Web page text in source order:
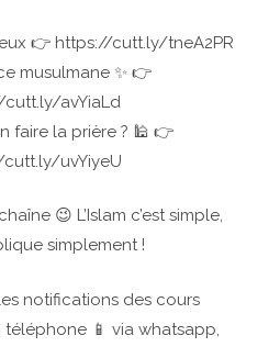
👉 https://cutt.ly/tneA2PR
musulmane ✨ 👉
avYiaLd
faire la prière ? 🕌 👉
uvYiyeU
😉 L’Islam c’est simple,
simplement !
notifications des cours
📱 via whatsapp,